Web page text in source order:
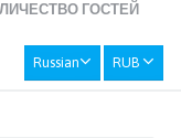
ГОСТЕЙ
Russian RUB